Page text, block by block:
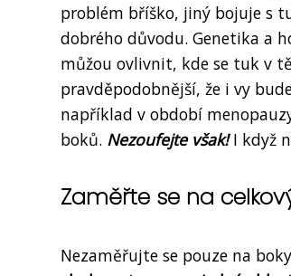
problém bříško, jiný bojuje s
dobrého důvodu. Genetika a
můžou ovlivnit, kde se tuk v
pravděpodobnější, že i vy
například v období
boků. Nezoufejte však!I když
Zaměřte se na
Nezaměřujte se pouze na